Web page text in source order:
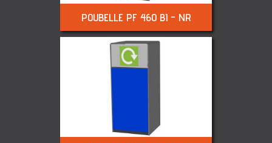
POUBELLE PF 460 BI - NR